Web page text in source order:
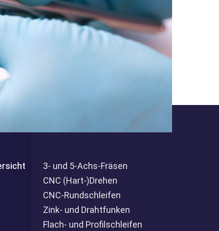
3- und 5-Achs-Fräsen
CNC (Hart-)Drehen
CNC-Rundschleifen
Zink- und Drahtfunken
Flach- und Profilschleifen